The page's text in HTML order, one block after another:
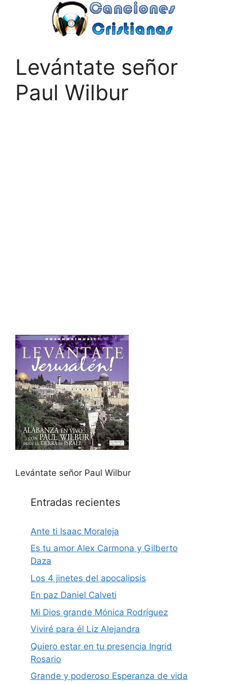
Levántate señor
Paul Wilbur
Levántate señor Paul Wilbur
Entradas recientes
Ante ti Isaac Moraleja
Es tu amor Alex Carmona y Gilberto
Daza
Los 4 jinetes del apocalipsis
En paz Daniel Calveti
Mi Dios grande Mónica Rodríguez
Viviré para él Liz Alejandra
Quiero estar en tu presencia Ingrid
Rosario
Grande y poderoso Esperanza de vida